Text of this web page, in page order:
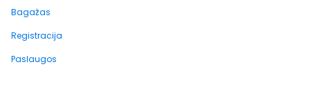
Bagažas
Registracija
Paslaugos